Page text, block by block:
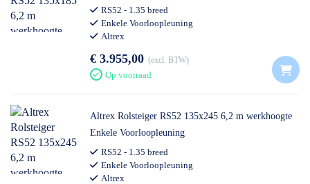
RS52 - 1.35 breed
Enkele Voorloopleuning
Altrex
€ 3.955,00 excl. BTW
Op voorraad
Altrex Rolsteiger RS52 135x245 6,2 m werkhoogte
Enkele Voorloopleuning
RS52 - 1.35 breed
Enkele Voorloopleuning
Altrex